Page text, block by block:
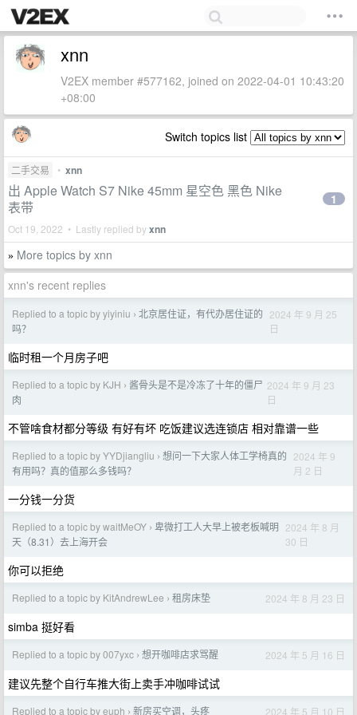
xnn
V2EX member #577162, joined on 2022-04-01 10:43:20
+08:00
Switch topics list
二手交易 • xnn
出 Apple Watch S7 Nike 45mm 星空色 黑色 Nike
表带
Oct 19, 2022 • Lastly replied byxnn
1
» More topics by xnn
xnn's recent replies
Replied to a topic by yiyiniu › 北京居住证，有代办居住证的
吗？
2024 年 9 月 25
日
临时租一个月房子吧
Replied to a topic by KJH › 酱骨头是不是冷冻了十年的僵尸
肉
2024 年 9 月 23
日
不管啥食材都分等级 有好有坏 吃饭建议选连锁店 相对靠谱一些
Replied to a topic by YYDjiangliu › 想问一下大家人体工学椅真的
有用吗？真的值那么多钱吗？
2024 年 9
月 2 日
一分钱一分货
Replied to a topic by waitMeOY › 卑微打工人大早上被老板喊明
天（8.31）去上海开会
2024 年 8 月
30 日
你可以拒绝
Replied to a topic by KitAndrewLee › 租房床垫 2024 年 8 月 23 日
simba 挺好看
Replied to a topic by 007yxc › 想开咖啡店求骂醒 2024 年 5 月 16 日
建议先整个自行车推大街上卖手冲咖啡试试
Replied to a topic by euph › 新房买空调，头疼 2024 年 5 月 10 日